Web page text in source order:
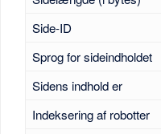
Side-ID
Sprog for sideindholdet
Sidens indhold er
Indeksering af robotter